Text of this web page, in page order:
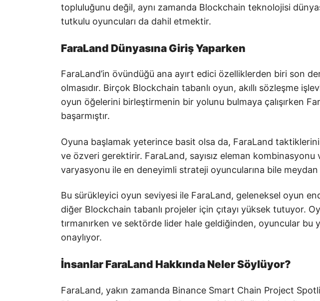
topluluğunu değil, aynı zamanda Blockchain teknolojisi
tutkulu oyuncuları da dahil etmektir.
FaraLand Dünyasına Giriş Yaparken
FaraLand’in övündüğü ana ayırt edici özelliklerden biri son
olmasıdır. Birçok Blockchain tabanlı oyun, akıllı sözleşme
oyun öğelerini birleştirmenin bir yolunu bulmaya çalışırken
başarmıştır.
Oyuna başlamak yeterince basit olsa da, FaraLand
ve özveri gerektirir. FaraLand, sayısız eleman kombinasyonu
varyasyonu ile en deneyimli strateji oyuncularına bile
Bu sürükleyici oyun seviyesi ile FaraLand, geleneksel oyun
diğer Blockchain tabanlı projeler için çıtayı yüksek tutuyor.
tırmanırken ve sektörde lider hale geldiğinden, oyuncular bu
onaylıyor.
İnsanlar FaraLand Hakkında Neler Söylüyor?
FaraLand, yakın zamanda Binance Smart Chain Project